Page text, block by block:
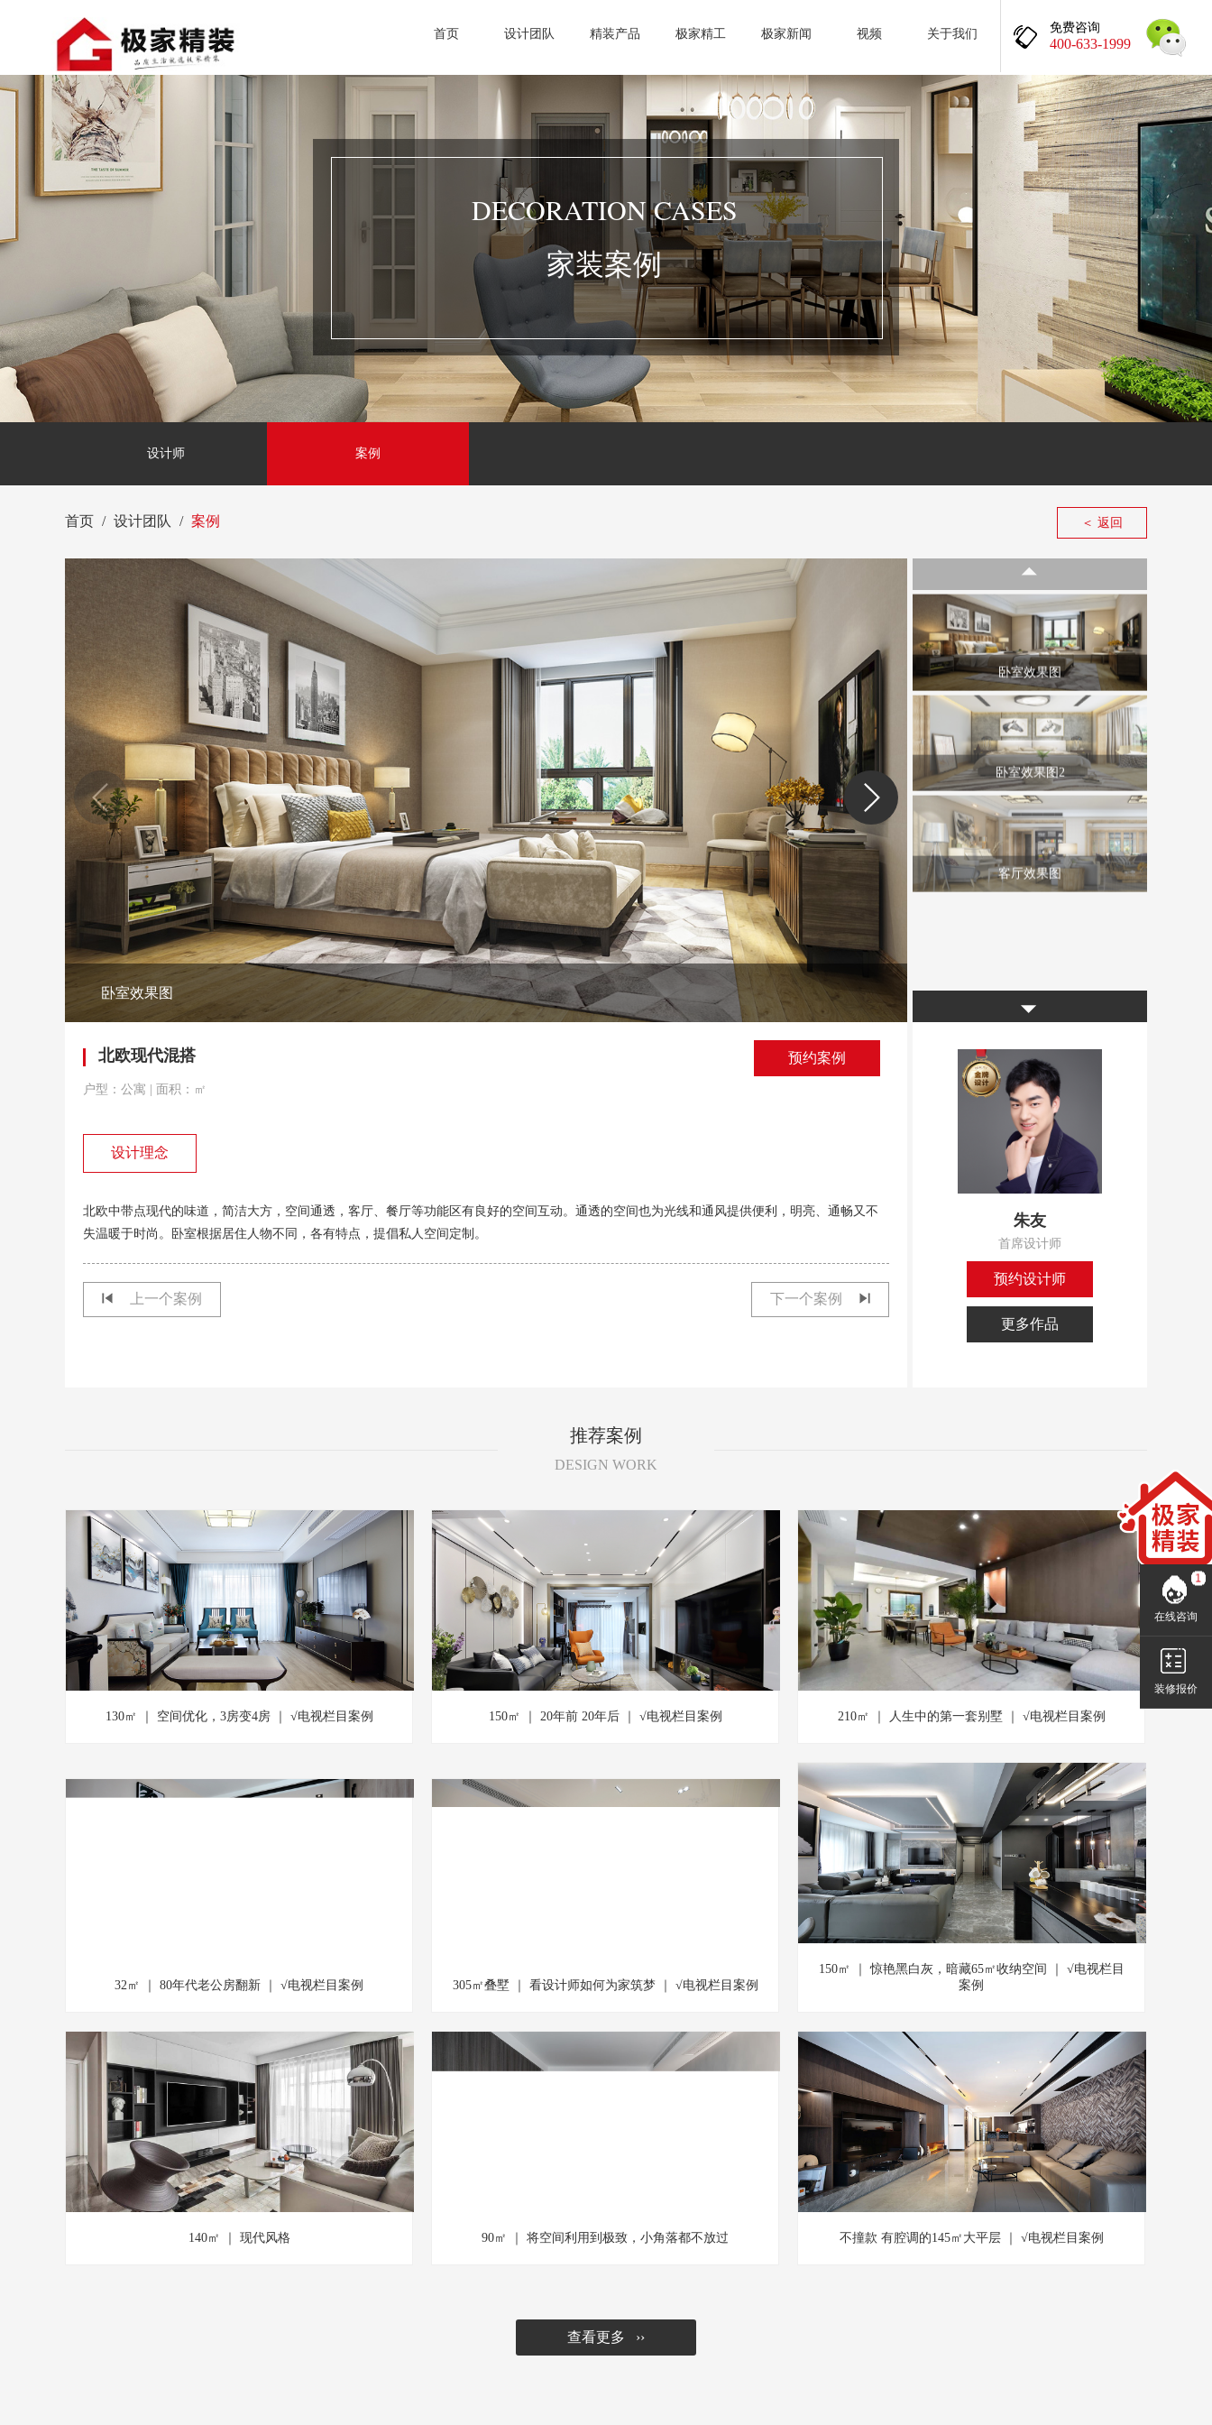
首页 设计团队 精装产品 极家精工 极家新闻 视频 关于我们 免费咨询
400-633-1999
DECORATION CASES
家装案例
设计师 案例
首页 设计团队 案例 ＜ 返回
卧室效果图 卧室效果图2
卧室效果图
卧室效果图2
客厅效果图
◤
◥
北欧现代混搭
户型：公寓 | 面积：㎡
预约案例
设计理念
北欧中带点现代的味道，简洁大方，空间通透，客厅、餐厅等功能区有良好的空间互动。通透的空间也为光线和通风提供便利，明亮、通畅又不
失温暖于时尚。卧室根据居住人物不同，各有特点，提倡私人空间定制。
上一个案例 下一个案例
朱友
首席设计师
预约设计师
更多作品
推荐案例
DESIGN WORK
130㎡ ｜ 空间优化，3房变4房 ｜ √电视栏目案例 150㎡ ｜ 20年前 20年后 ｜ √电视栏目案例 210㎡ ｜ 人生中的第一套别墅 ｜ √电视栏目案例
32㎡ ｜ 80年代老公房翻新 ｜ √电视栏目案例 305㎡叠墅 ｜ 看设计师如何为家筑梦 ｜ √电视栏目案例
150㎡ ｜ 惊艳黑白灰，暗藏65㎡收纳空间 ｜ √电视栏目
案例
140㎡ ｜ 现代风格 90㎡ ｜ 将空间利用到极致，小角落都不放过 不撞款 有腔调的145㎡大平层 ｜ √电视栏目案例
查看更多 ››
在线咨询
装修报价